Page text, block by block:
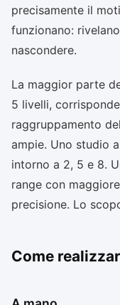
precisamente il
funzionano:
nascondere.
La maggior parte
5 livelli,
raggruppamento
ampie. Uno studio
intorno a 2, 5 e 8.
range con
precisione. Lo
Come